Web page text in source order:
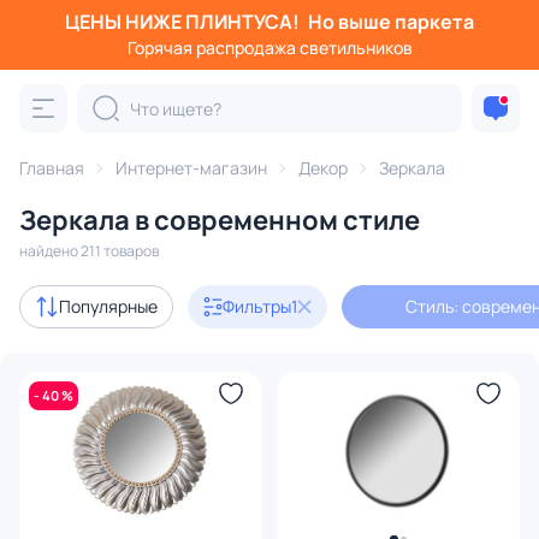
ЦЕНЫ НИЖЕ ПЛИНТУСА! Но выше паркета
Горячая распродажа светильников
Главная Интернет-магазин Декор Зеркала
Зеркала в современном стиле
найдено 211 товаров
Популярные Фильтры1 Стиль:
- 40 %
Фильтры
Категория:
в раме напольные зеркальные панно
Акции 22
В наличии 132
Доставка